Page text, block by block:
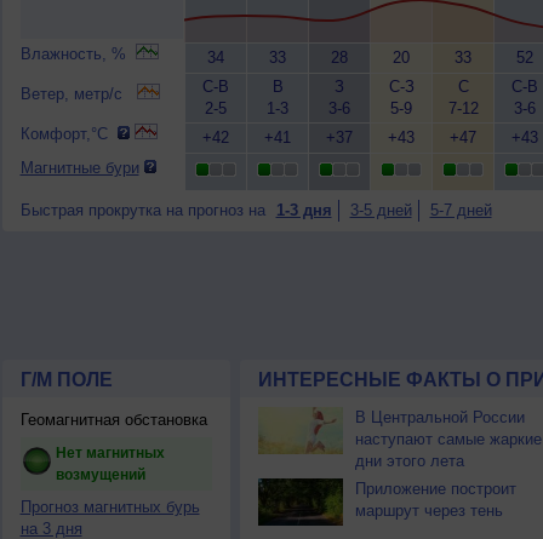
Влажность, %
Ветер, метр/с
Комфорт,°C
Магнитные бури
34
С-В
2-5
+42
33
В
1-3
+41
28
З
3-6
+37
20
С-З
5-9
+43
33
С
7-12
+47
52
С-В
3-6
+43
Быстрая прокрутка на прогноз на 1-3 дня 3-5 дней 5-7 дней
Г/М ПОЛЕ
Геомагнитная обстановка
Нет магнитных
возмущений
Прогноз магнитных бурь
на 3 дня
ИНТЕРЕСНЫЕ ФАКТЫ О
В Центральной России
наступают самые жаркие
дни этого лета
Приложение построит
маршрут через тень